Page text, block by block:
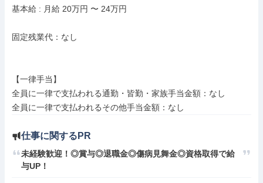
基本給 : 月給 20万円 〜 24万円
固定残業代：なし
【一律手当】
全員に一律で支払われる通勤・皆勤・家族手当金額：なし
仕事に関するPR
未経験歓迎！◎賞与◎退職金◎傷病見舞金◎資格取得で給
与UP！